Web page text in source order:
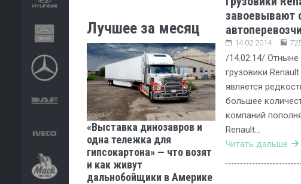
Лучшее за месяц
«Выставка динозавров и
одна тележка для
гипсокартона» — что возят
и как живут
дальнобойщики в Америке
завоевывают
14.02.2014
/14.02.14/ Отныне
грузовики
является
большее
компаний
Renault…
Читать дальше